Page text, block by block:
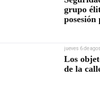
grupo
posesión
jueves 6 de
Los
de la